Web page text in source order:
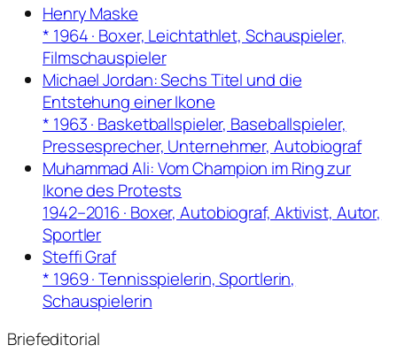
Henry Maske
* 1964 · Boxer, Leichtathlet, Schauspieler,
Filmschauspieler
Michael Jordan: Sechs Titel und die
Entstehung einer Ikone
* 1963 · Basketballspieler, Baseballspieler,
Pressesprecher, Unternehmer, Autobiograf
Muhammad Ali: Vom Champion im Ring zur
Ikone des Protests
1942–2016 · Boxer, Autobiograf, Aktivist, Autor,
Sportler
Steffi Graf
* 1969 · Tennisspielerin, Sportlerin,
Schauspielerin
Briefeditorial